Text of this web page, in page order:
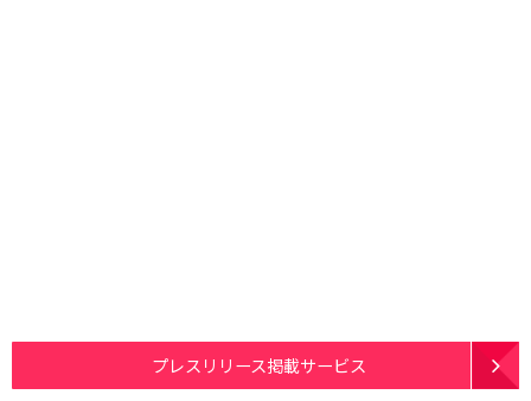
プレスリリース掲載サービス